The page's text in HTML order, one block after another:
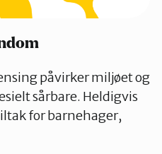
påvirker miljøet og
sårbare. Heldigvis
for barnehager,